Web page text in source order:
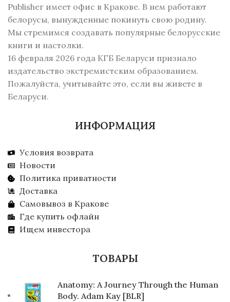
Publisher имеет офис в Кракове. В нем работают
белорусы, вынужденные покинуть свою родину.
Мы стремимся создавать популярные белорусские
книги и настолки.
16 февраля 2026 года КГБ Беларуси признало
издательство экстремистским образованием.
Пожалуйста, учитывайте это, если вы живете в
Беларуси.
ИНФОРМАЦИЯ
Условия возврата
Новости
Политика приватности
Доставка
Самовывоз в Кракове
Где купить офлайн
Ищем инвестора
ТОВАРЫ
Anatomy: A Journey Through the Human
Body. Adam Kay [BLR]